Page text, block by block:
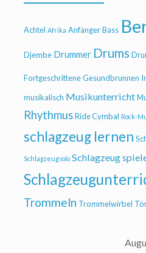
Achtel Afrika AnfängerBass
Djembe Drummer Drums
FortgeschritteneGesundbrunnen
musikalisch Musikunterricht
RhythmusRide Cymbal Rock-
schlagzeug lernen
Schlagzeugsolo Schlagzeug
Trommeln Trommelwirbel